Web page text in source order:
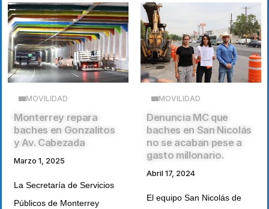
MOVILIDAD
Monterrey repara
baches en Gonzalitos
y Av. Cabezada
Marzo 1, 2025
La Secretaría de Servicios
Públicos de Monterrey
MOVILIDAD
Denuncia MC que
baches en San Nicolás
no se acaban pese a
gasto millonario.
Abril 17, 2024
El equipo San Nicolás de